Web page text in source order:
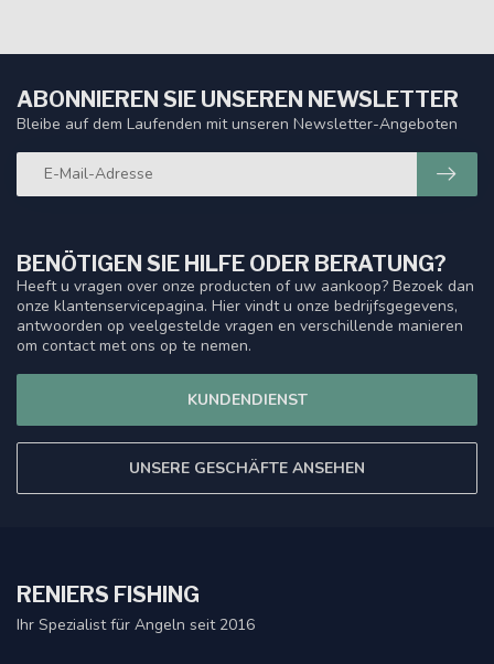
BENÖTIGEN SIE HILFE ODER BERATUNG?
Heeft u vragen over onze producten of uw aankoop? Bezoek dan
onze klantenservicepagina. Hier vindt u onze bedrijfsgegevens,
antwoorden op veelgestelde vragen en verschillende manieren
om contact met ons op te nemen.
KUNDENDIENST
UNSERE GESCHÄFTE ANSEHEN
ABONNIEREN SIE UNSEREN NEWSLETTER
Bleibe auf dem Laufenden mit unseren Newsletter-Angeboten
RENIERS FISHING
Ihr Spezialist für Angeln seit 2016